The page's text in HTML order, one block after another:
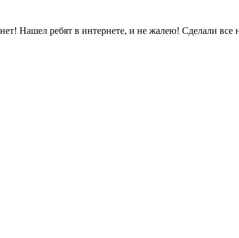
Нашел ребят в интернете, и не жалею! Сделали все